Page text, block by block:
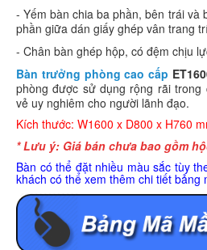
- Yếm bànchia ba phần, bên trái và
phần giữa dán giấy ghép vân trang
- Chân bàn ghép hộp, có đệm chịu
Bàn trưởng phòng cao cấp
phòng được sử dụng rộng rãi trong
vẻ uy nghiêm cho người lãnh đạo.
Kích thước: W1600 x D800 x H760
* Lưu ý: Giá bán chưa bao gồm
Bàn có thể đặt nhiều màu sắc tùy
khách có thể xem thêm chi tiết bảng